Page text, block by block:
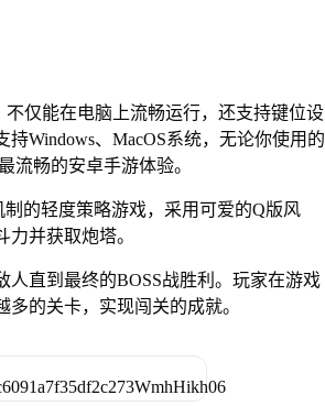
仅能在电脑上流畅运行，还支持键位设
Windows、MacOS系统，无论你使用的
流畅的安卓手游体验。
制的轻度策略游戏，采用可爱的Q版风
并获取炮塔。
直到最终的BOSS战胜利。玩家在游戏
的关卡，实现闯关的成就。